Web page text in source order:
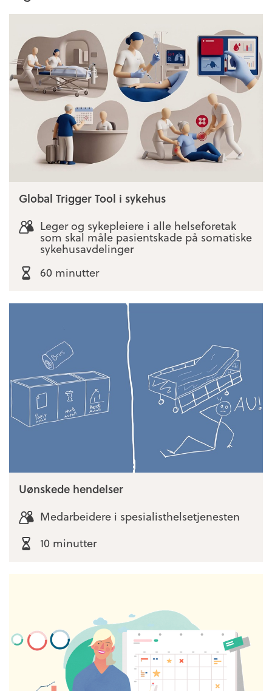
Global Trigger Tool i sykehus
Leger og sykepleiere i alle helseforetak
som skal måle pasientskade på somatiske
sykehusavdelinger
60 minutter
Uønskede hendelser
Medarbeidere i spesialisthelsetjenesten
10 minutter